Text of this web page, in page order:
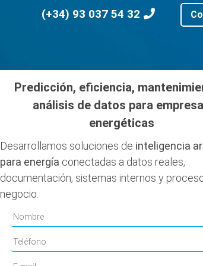
(+34) 93 037 54 32
Predicción, eficiencia,
análisis de datos para
energéticas
Desarrollamos soluciones de inteligencia
para energía conectadas a datos reales,
documentación, sistemas internos y
negocio.